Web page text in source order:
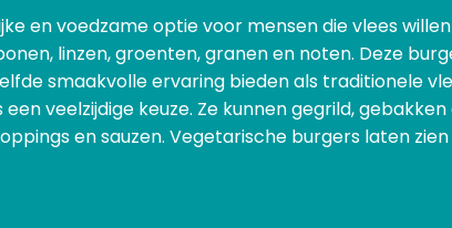
en voedzame optie voor mensen die vlees
linzen, groenten, granen en noten. Deze
smaakvolle ervaring bieden als traditionele
veelzijdige keuze. Ze kunnen gegrild,
en sauzen. Vegetarische burgers laten